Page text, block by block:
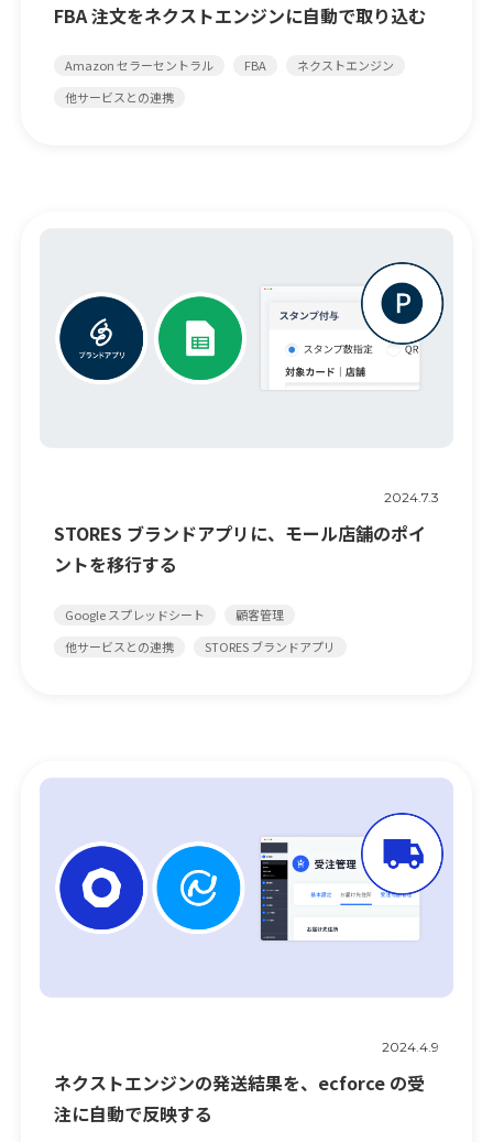
FBA 注文をネクストエンジンに自動で取り込む
Amazon セラーセントラル FBA
ネクストエンジン
他サービスとの連携
2024.7.3
STORES ブランドアプリに、モール店舗のポイ
ントを移行する
Google スプレッドシート
顧客管理
他サービスとの連携
STORES ブランドアプリ
2024.4.9
ネクストエンジンの発送結果を、ecforce の受
注に自動で反映する